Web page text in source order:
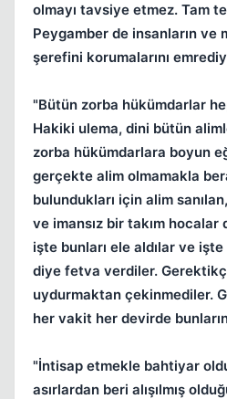
olmayı tavsiye etmez. Tam
Peygamber de insanların ve
şerefini korumalarını
"Bütün zorba hükümdarlar
Hakiki ulema, dini bütün
zorba hükümdarlara boyun
gerçekte alim olmamakla
bulundukları için alim
ve imansız bir takım hocalar
işte bunları ele aldılar ve
diye fetva verdiler.
uydurmaktan çekinmediler.
her vakit her devirde
"İntisap etmekle bahtiyar
asırlardan beri alışılmış